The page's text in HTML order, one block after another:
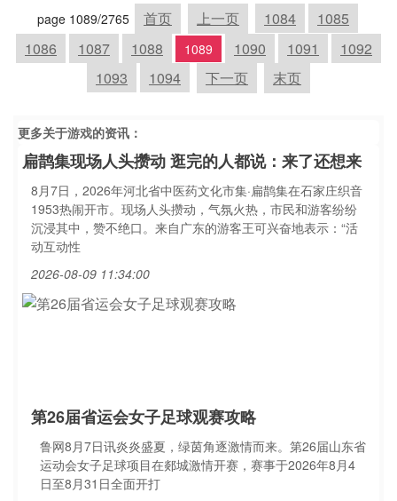
page 1089/2765 首页 上一页 1084
1085
1086
1087 1088 1089 1090 1091
1092
1093
1094 下一页 末页
更多关于游戏的资讯：
扁鹊集现场人头攒动 逛完的人都说：来了还想来
8月7日，2026年河北省中医药文化市集·扁鹊集在石家庄织音
1953热闹开市。现场人头攒动，气氛火热，市民和游客纷纷
沉浸其中，赞不绝口。来自广东的游客王可兴奋地表示：“活
动互动性
2026-08-09 11:34:00
第26届省运会女子足球观赛攻略
鲁网8月7日讯炎炎盛夏，绿茵角逐激情而来。第26届山东省
运动会女子足球项目在郯城激情开赛，赛事于2026年8月4
日至8月31日全面开打